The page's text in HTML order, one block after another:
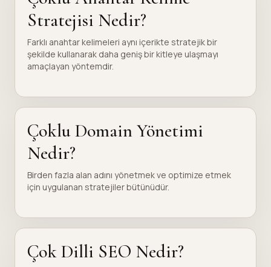
Stratejisi Nedir?
Farklı anahtar kelimeleri aynı içerikte stratejik bir
şekilde kullanarak daha geniş bir kitleye ulaşmayı
amaçlayan yöntemdir.
Çoklu Domain Yönetimi
Nedir?
Birden fazla alan adını yönetmek ve optimize etmek
için uygulanan stratejiler bütünüdür.
Çok Dilli SEO Nedir?